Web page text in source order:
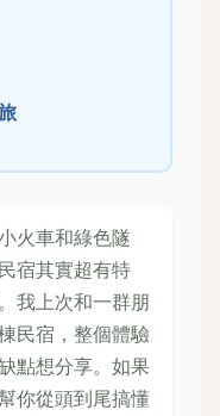
火車和綠色隧
宿其實超有特
我上次和一群朋
民宿，整個體驗
點想分享。如果
你從頭到尾搞懂